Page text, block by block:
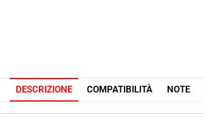
DESCRIZIONE COMPATIBILITÀ NOTE